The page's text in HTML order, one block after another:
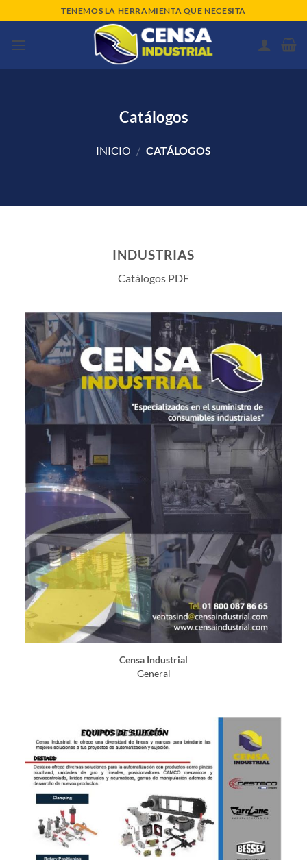
al
contenido
TENEMOS LA HERRAMIENTA QUE NECESITA
Catálogos
INICIO / CATÁLOGOS
INDUSTRIAS
Catálogos PDF
Censa Industrial
General